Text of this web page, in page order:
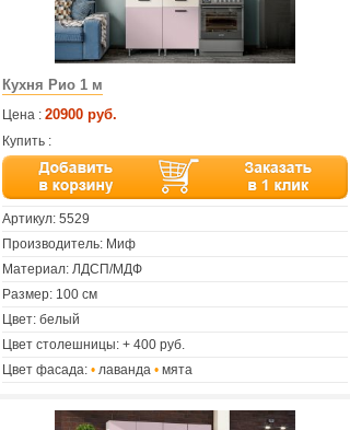
Кухня Рио 1 м
Цена : 20900 руб.
Купить :
Артикул: 5529
Производитель: Миф
Материал: ЛДСП/МДФ
Размер: 100 см
Цвет: белый
Цвет столешницы: + 400 руб.
Цвет фасада: • лаванда • мята